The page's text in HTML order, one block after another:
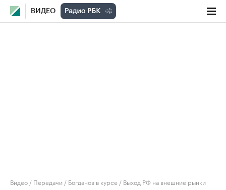
ВИДЕО
Видео / Передачи / Богданов в курсе / Выход РФ на внешние рынки